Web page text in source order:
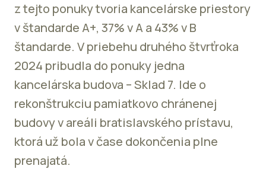
z tejto ponuky tvoria kancelárske priestory
v štandarde A+, 37% v A a 43% v B
štandarde. V priebehu druhého štvrťroka
2024 pribudla do ponuky jedna
kancelárska budova – Sklad 7. Ide o
rekonštrukciu pamiatkovo chránenej
budovy v areáli bratislavského prístavu,
ktorá už bola v čase dokončenia plne
prenajatá.